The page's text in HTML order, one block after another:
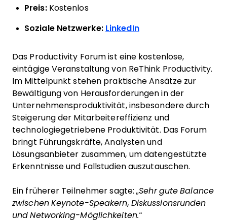
Preis:Kostenlos
Soziale Netzwerke: LinkedIn
Das Productivity Forum ist eine kostenlose,
eintägige Veranstaltung von ReThink Productivity.
Im Mittelpunkt stehen praktische Ansätze zur
Bewältigung von Herausforderungen in der
Unternehmensproduktivität, insbesondere durch
Steigerung der Mitarbeitereffizienz und
technologiegetriebene Produktivität. Das Forum
bringt Führungskräfte, Analysten und
Lösungsanbieter zusammen, um datengestützte
Erkenntnisse und Fallstudien auszutauschen.
Ein früherer Teilnehmer sagte:„Sehr gute Balance
zwischen Keynote-Speakern, Diskussionsrunden
und Networking-Möglichkeiten.“